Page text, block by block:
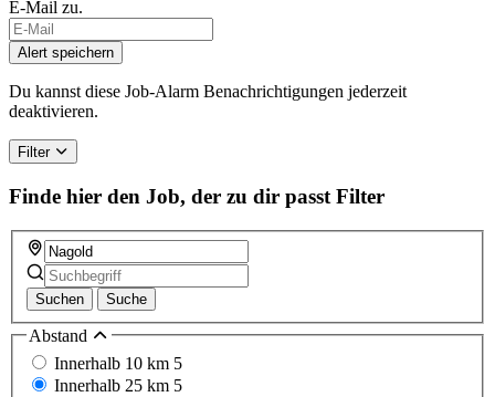
E-Mail zu.
Alert speichern
Du kannst diese Job-Alarm Benachrichtigungen jederzeit
deaktivieren.
Filter
Finde hier den Job, der zu dir passt Filter
Suchen Suche
Abstand
Innerhalb 10 km 5
Innerhalb 25 km 5